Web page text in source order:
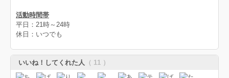
活動時間帯
平日：21時～24時
休日：いつでも
いいね！してくれた人 （ 11 ）